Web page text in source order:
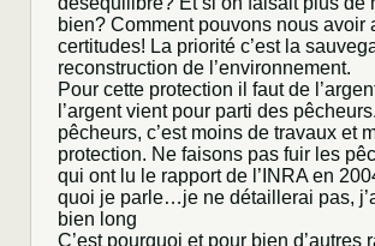
bien? Comment pouvons nous avoir
certitudes! La priorité c’est la
reconstruction de l’environnement.
Pour cette protection il faut de
l’argent vient pour parti des
pêcheurs, c’est moins de travaux et
protection. Ne faisons pas fuir les
qui ont lu le rapport de l’INRA en
quoi je parle…je ne détaillerai pas,
bien long
C’est pourquoi et pour bien d’autres